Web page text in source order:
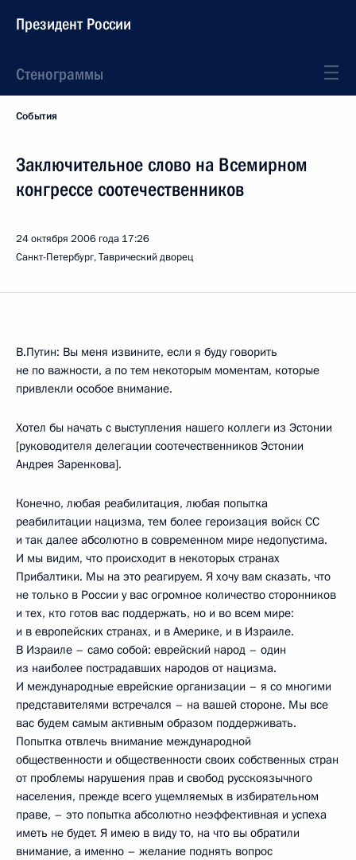
Президент России
Стенограммы
События
Заключительное слово на Всемирном
конгрессе соотечественников
24 октября 2006 года 17:26
Санкт-Петербург, Таврический дворец
В.Путин: Вы меня извините, если я буду говорить
не по важности, а по тем некоторым моментам, которые
привлекли особое внимание.
Хотел бы начать с выступления нашего коллеги из Эстонии
[руководителя делегации соотечественников Эстонии
Андрея Заренкова].
Конечно, любая реабилитация, любая попытка
реабилитации нацизма, тем более героизация войск СС
и так далее абсолютно в современном мире недопустима.
И мы видим, что происходит в некоторых странах
Прибалтики. Мы на это реагируем. Я хочу вам сказать, что
не только в России у вас огромное количество сторонников
и тех, кто готов вас поддержать, но и во всем мире:
и в европейских странах, и в Америке, и в Израиле.
В Израиле – само собой: еврейский народ – один
из наиболее пострадавших народов от нацизма.
И международные еврейские организации – я со многими
представителями встречался – на вашей стороне. Мы все
вас будем самым активным образом поддерживать.
Попытка отвлечь внимание международной
общественности и общественности своих собственных стран
от проблемы нарушения прав и свобод русскоязычного
населения, прежде всего ущемляемых в избирательном
праве, – это попытка абсолютно неэффективная и успеха
иметь не будет. Я имею в виду то, на что вы обратили
внимание, а именно – желание поднять вопрос